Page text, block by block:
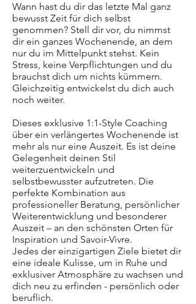
Wann hast du dir das letzte Mal ganz
bewusst Zeit für dich selbst
genommen? Stell dir vor, du nimmst
dir ein ganzes Wochenende, an dem
nur du im Mittelpunkt stehst. Kein
Stress, keine Verpflichtungen und du
brauchst dich um nichts kümmern.
Gleichzeitig entwickelst du dich auch
noch weiter.
Dieses exklusive 1:1-Style Coaching
über ein verlängertes Wochenende ist
mehr als nur eine Auszeit. Es ist deine
Gelegenheit deinen Stil
weiterzuentwickeln und
selbstbewusster aufzutreten. Die
perfekte Kombination aus
professioneller Beratung, persönlicher
Weiterentwicklung und besonderer
Auszeit – an den schönsten Orten für
Inspiration und Savoir-Vivre.
Jedes der einzigartigen Ziele bietet dir
eine ideale Kulisse, um in Ruhe und
exklusiver Atmosphäre zu wachsen und
dich neu zu erfinden - persönlich oder
beruflich.